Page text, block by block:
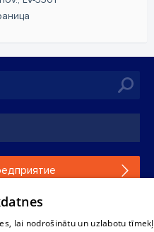
в нашей базе данных,
lai nodrošinātu un uzlabotu